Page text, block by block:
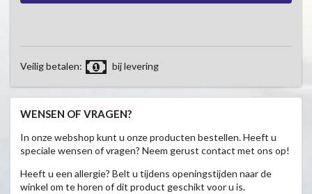
Veilig betalen: bij levering
WENSEN OF VRAGEN?
In onze webshop kunt u onze producten bestellen. Heeft u
speciale wensen of vragen? Neem gerust contact met ons op!
Heeft u een allergie? Belt u tijdens openingstijden naar de
winkel om te horen of dit product geschikt voor u is.